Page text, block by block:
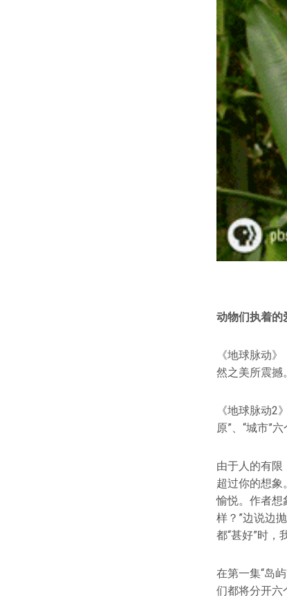
动物们执着的
《地球脉动
然之美所震撼。
《地球脉动2
原”、“城市”
由于人的有
超过你的想象
愉悦。作者想
样？”边说边
都“甚好”时，
在第一集“岛
们都将分开六